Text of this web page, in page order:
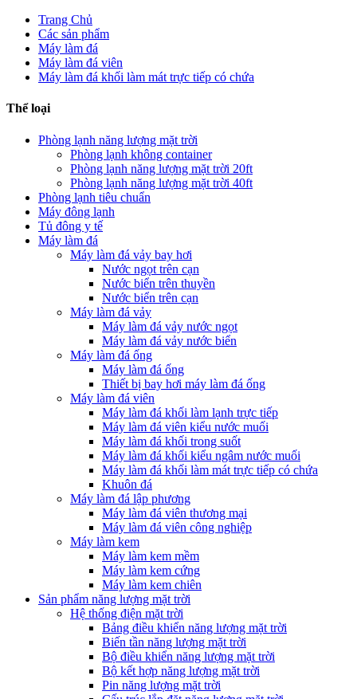
Trang Chủ
Các sản phẩm
Máy làm đá
Máy làm đá viên
Máy làm đá khối làm mát trực tiếp có chứa
Thể loại
Phòng lạnh năng lượng mặt trời
Phòng lạnh không container
Phòng lạnh năng lượng mặt trời 20ft
Phòng lạnh năng lượng mặt trời 40ft
Phòng lạnh tiêu chuẩn
Máy đông lạnh
Tủ đông y tế
Máy làm đá
Máy làm đá vảy bay hơi
Nước ngọt trên cạn
Nước biển trên thuyền
Nước biển trên cạn
Máy làm đá vảy
Máy làm đá vảy nước ngọt
Máy làm đá vảy nước biển
Máy làm đá ống
Máy làm đá ống
Thiết bị bay hơi máy làm đá ống
Máy làm đá viên
Máy làm đá khối làm lạnh trực tiếp
Máy làm đá viên kiểu nước muối
Máy làm đá khối trong suốt
Máy làm đá khối kiểu ngâm nước muối
Máy làm đá khối làm mát trực tiếp có chứa
Khuôn đá
Máy làm đá lập phương
Máy làm đá viên thương mại
Máy làm đá viên công nghiệp
Máy làm kem
Máy làm kem mềm
Máy làm kem cứng
Máy làm kem chiên
Sản phẩm năng lượng mặt trời
Hệ thống điện mặt trời
Bảng điều khiển năng lượng mặt trời
Biến tần năng lượng mặt trời
Bộ điều khiển năng lượng mặt trời
Bộ kết hợp năng lượng mặt trời
Pin năng lượng mặt trời